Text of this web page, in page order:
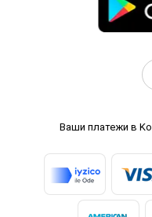
Ваши платежи в